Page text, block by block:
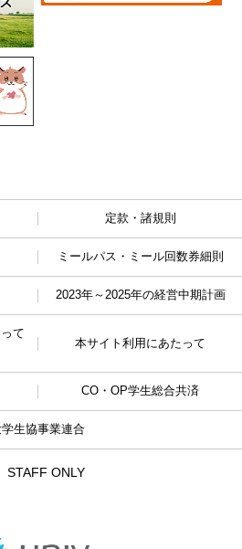
定款・諸規則
ミールパス・ミール回数券細則
2023年～2025年の経営中期計画
て
本サイト利用にあたって
CO・OP学生総合共済
学生協事業連合
STAFF ONLY